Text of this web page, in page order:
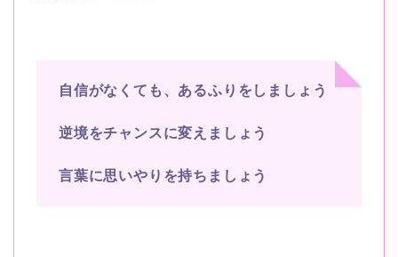
自信がなくても、あるふりをしましょう
逆境をチャンスに変えましょう
言葉に思いやりを持ちましょう